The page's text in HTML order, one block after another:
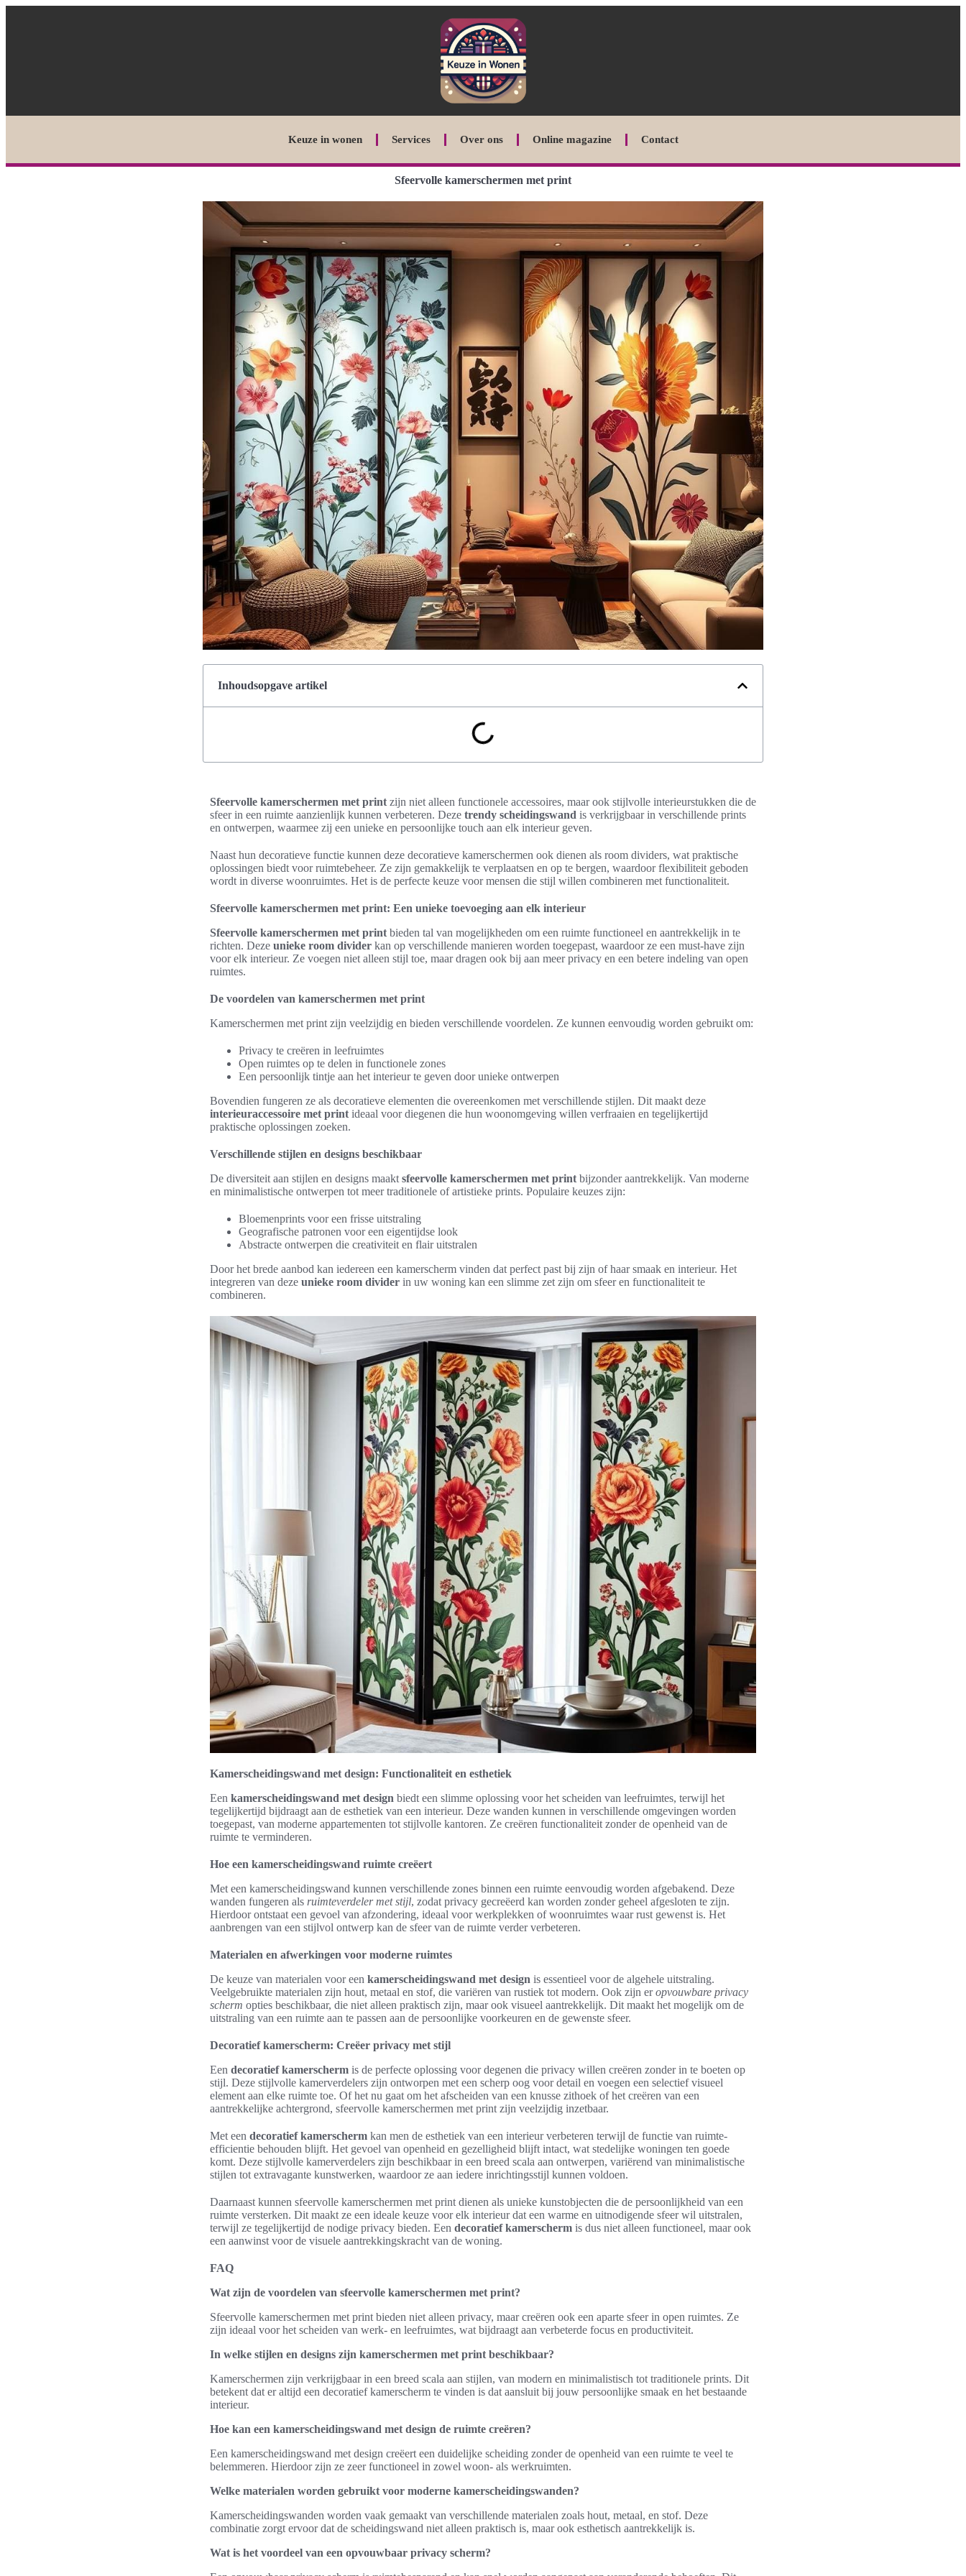
Keuze in wonen Services Over ons Online magazine Contact
Sfeervolle kamerschermen met print
Inhoudsopgave artikel
Sfeervolle kamerschermen met print zijn niet alleen functionele accessoires, maar ook stijlvolle interieurstukken die de
sfeer in een ruimte aanzienlijk kunnen verbeteren. Deze trendy scheidingswand is verkrijgbaar in verschillende prints
en ontwerpen, waarmee zij een unieke en persoonlijke touch aan elk interieur geven.
Naast hun decoratieve functie kunnen deze decoratieve kamerschermen ook dienen als room dividers, wat praktische
oplossingen biedt voor ruimtebeheer. Ze zijn gemakkelijk te verplaatsen en op te bergen, waardoor flexibiliteit geboden
wordt in diverse woonruimtes. Het is de perfecte keuze voor mensen die stijl willen combineren met functionaliteit.
Sfeervolle kamerschermen met print: Een unieke toevoeging aan elk interieur
Sfeervolle kamerschermen met print bieden tal van mogelijkheden om een ruimte functioneel en aantrekkelijk in te
richten. Deze unieke room divider kan op verschillende manieren worden toegepast, waardoor ze een must-have zijn
voor elk interieur. Ze voegen niet alleen stijl toe, maar dragen ook bij aan meer privacy en een betere indeling van open
ruimtes.
De voordelen van kamerschermen met print
Kamerschermen met print zijn veelzijdig en bieden verschillende voordelen. Ze kunnen eenvoudig worden gebruikt om:
Privacy te creëren in leefruimtes
Open ruimtes op te delen in functionele zones
Een persoonlijk tintje aan het interieur te geven door unieke ontwerpen
Bovendien fungeren ze als decoratieve elementen die overeenkomen met verschillende stijlen. Dit maakt deze
interieuraccessoire met print ideaal voor diegenen die hun woonomgeving willen verfraaien en tegelijkertijd
praktische oplossingen zoeken.
Verschillende stijlen en designs beschikbaar
De diversiteit aan stijlen en designs maakt sfeervolle kamerschermen met print bijzonder aantrekkelijk. Van moderne
en minimalistische ontwerpen tot meer traditionele of artistieke prints. Populaire keuzes zijn:
Bloemenprints voor een frisse uitstraling
Geografische patronen voor een eigentijdse look
Abstracte ontwerpen die creativiteit en flair uitstralen
Door het brede aanbod kan iedereen een kamerscherm vinden dat perfect past bij zijn of haar smaak en interieur. Het
integreren van deze unieke room divider in uw woning kan een slimme zet zijn om sfeer en functionaliteit te
combineren.
Kamerscheidingswand met design: Functionaliteit en esthetiek
Een kamerscheidingswand met design biedt een slimme oplossing voor het scheiden van leefruimtes, terwijl het
tegelijkertijd bijdraagt aan de esthetiek van een interieur. Deze wanden kunnen in verschillende omgevingen worden
toegepast, van moderne appartementen tot stijlvolle kantoren. Ze creëren functionaliteit zonder de openheid van de
ruimte te verminderen.
Hoe een kamerscheidingswand ruimte creëert
Met een kamerscheidingswand kunnen verschillende zones binnen een ruimte eenvoudig worden afgebakend. Deze
wanden fungeren als ruimteverdeler met stijl, zodat privacy gecreëerd kan worden zonder geheel afgesloten te zijn.
Hierdoor ontstaat een gevoel van afzondering, ideaal voor werkplekken of woonruimtes waar rust gewenst is. Het
aanbrengen van een stijlvol ontwerp kan de sfeer van de ruimte verder verbeteren.
Materialen en afwerkingen voor moderne ruimtes
De keuze van materialen voor een kamerscheidingswand met design is essentieel voor de algehele uitstraling.
Veelgebruikte materialen zijn hout, metaal en stof, die variëren van rustiek tot modern. Ook zijn eropvouwbare privacy
scherm opties beschikbaar, die niet alleen praktisch zijn, maar ook visueel aantrekkelijk. Dit maakt het mogelijk om de
uitstraling van een ruimte aan te passen aan de persoonlijke voorkeuren en de gewenste sfeer.
Decoratief kamerscherm: Creëer privacy met stijl
Een decoratief kamerscherm is de perfecte oplossing voor degenen die privacy willen creëren zonder in te boeten op
stijl. Deze stijlvolle kamerverdelers zijn ontworpen met een scherp oog voor detail en voegen een selectief visueel
element aan elke ruimte toe. Of het nu gaat om het afscheiden van een knusse zithoek of het creëren van een
aantrekkelijke achtergrond, sfeervolle kamerschermen met print zijn veelzijdig inzetbaar.
Met een decoratief kamerscherm kan men de esthetiek van een interieur verbeteren terwijl de functie van ruimte-
efficientie behouden blijft. Het gevoel van openheid en gezelligheid blijft intact, wat stedelijke woningen ten goede
komt. Deze stijlvolle kamerverdelers zijn beschikbaar in een breed scala aan ontwerpen, variërend van minimalistische
stijlen tot extravagante kunstwerken, waardoor ze aan iedere inrichtingsstijl kunnen voldoen.
Daarnaast kunnen sfeervolle kamerschermen met print dienen als unieke kunstobjecten die de persoonlijkheid van een
ruimte versterken. Dit maakt ze een ideale keuze voor elk interieur dat een warme en uitnodigende sfeer wil uitstralen,
terwijl ze tegelijkertijd de nodige privacy bieden. Een decoratief kamerscherm is dus niet alleen functioneel, maar ook
een aanwinst voor de visuele aantrekkingskracht van de woning.
FAQ
Wat zijn de voordelen van sfeervolle kamerschermen met print?
Sfeervolle kamerschermen met print bieden niet alleen privacy, maar creëren ook een aparte sfeer in open ruimtes. Ze
zijn ideaal voor het scheiden van werk- en leefruimtes, wat bijdraagt aan verbeterde focus en productiviteit.
In welke stijlen en designs zijn kamerschermen met print beschikbaar?
Kamerschermen zijn verkrijgbaar in een breed scala aan stijlen, van modern en minimalistisch tot traditionele prints. Dit
betekent dat er altijd een decoratief kamerscherm te vinden is dat aansluit bij jouw persoonlijke smaak en het bestaande
interieur.
Hoe kan een kamerscheidingswand met design de ruimte creëren?
Een kamerscheidingswand met design creëert een duidelijke scheiding zonder de openheid van een ruimte te veel te
belemmeren. Hierdoor zijn ze zeer functioneel in zowel woon- als werkruimten.
Welke materialen worden gebruikt voor moderne kamerscheidingswanden?
Kamerscheidingswanden worden vaak gemaakt van verschillende materialen zoals hout, metaal, en stof. Deze
combinatie zorgt ervoor dat de scheidingswand niet alleen praktisch is, maar ook esthetisch aantrekkelijk is.
Wat is het voordeel van een opvouwbaar privacy scherm?